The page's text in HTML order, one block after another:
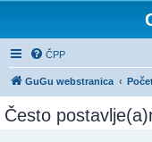
ČPP
GuGu webstranica
Često